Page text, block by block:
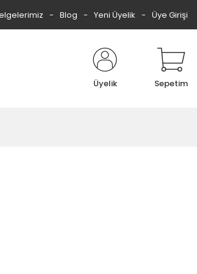
Blog Yeni Üyelik Üye Girişi
Üyelik Sepetim